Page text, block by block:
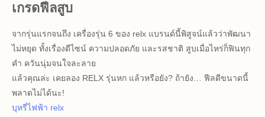
เกรดฟีลสูบ
จากรุ่นแรกจนถึง เครื่องรุ่น 6 ของ relx แบรนด์นี้พิสูจน์แล้วว่าพัฒนา
ไม่หยุด ทั้งเรื่องดีไซน์ ความปลอดภัย และรสชาติ สูบเมื่อไหร่ก็ฟินทุก
คำ ควันนุ่มจนใจละลาย
แล้วคุณล่ะ เคยลอง RELX รุ่นหก แล้วหรือยัง? ถ้ายัง… ฟีลดีขนาดนี้
พลาดไม่ได้นะ!
บุหรี่ไฟฟ้า relx